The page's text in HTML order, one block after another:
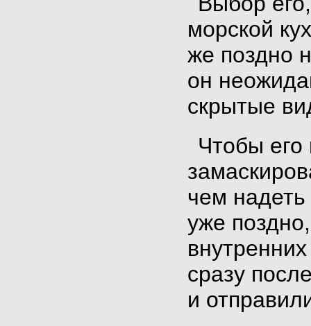
морской
же поздно
он
скрытые
Чтобы
чем
уже
сразу
и